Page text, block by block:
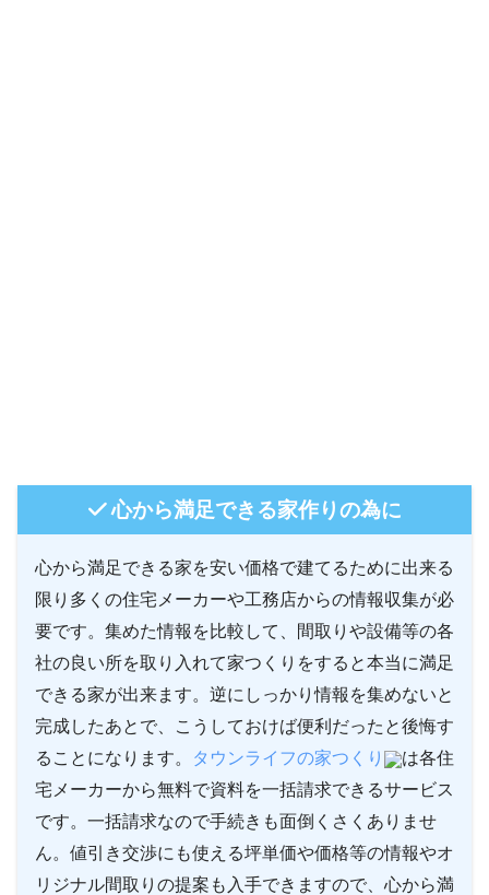
心から満足できる家作りの為に
心から満足できる家を安い価格で建てるために出来る
限り多くの住宅メーカーや工務店からの情報収集が必
要です。集めた情報を比較して、間取りや設備等の各
社の良い所を取り入れて家つくりをすると本当に満足
できる家が出来ます。逆にしっかり情報を集めないと
完成したあとで、こうしておけば便利だったと後悔す
ることになります。
タウンライフの家つくり
は各住
宅メーカーから無料で資料を一括請求できるサービス
です。一括請求なので手続きも面倒くさくありませ
ん。値引き交渉にも使える坪単価や価格等の情報やオ
リジナル間取りの提案も入手できますので、心から満